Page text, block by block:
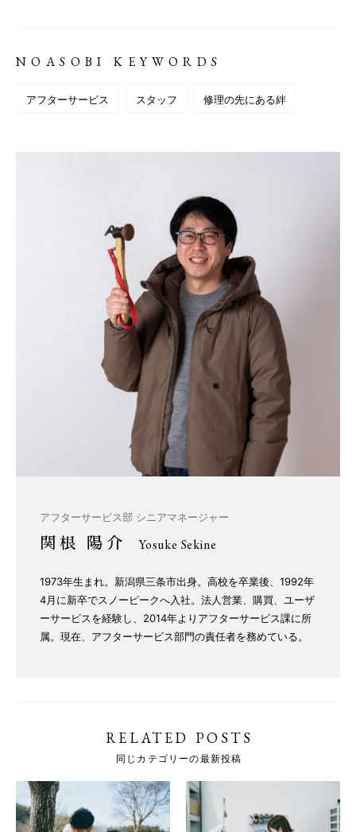
NOASOBI KEYWORDS
アフターサービス スタッフ 修理の先にある絆
アフターサービス部 シニアマネージャー
関根 陽介 Yosuke Sekine
1973年生まれ。新潟県三条市出身。高校を卒業後、1992年
4月に新卒でスノーピークへ入社。法人営業、購買、ユーザ
ーサービスを経験し、2014年よりアフターサービス課に所
属。現在、アフターサービス部門の責任者を務めている。
RELATED POSTS
同じカテゴリーの最新投稿